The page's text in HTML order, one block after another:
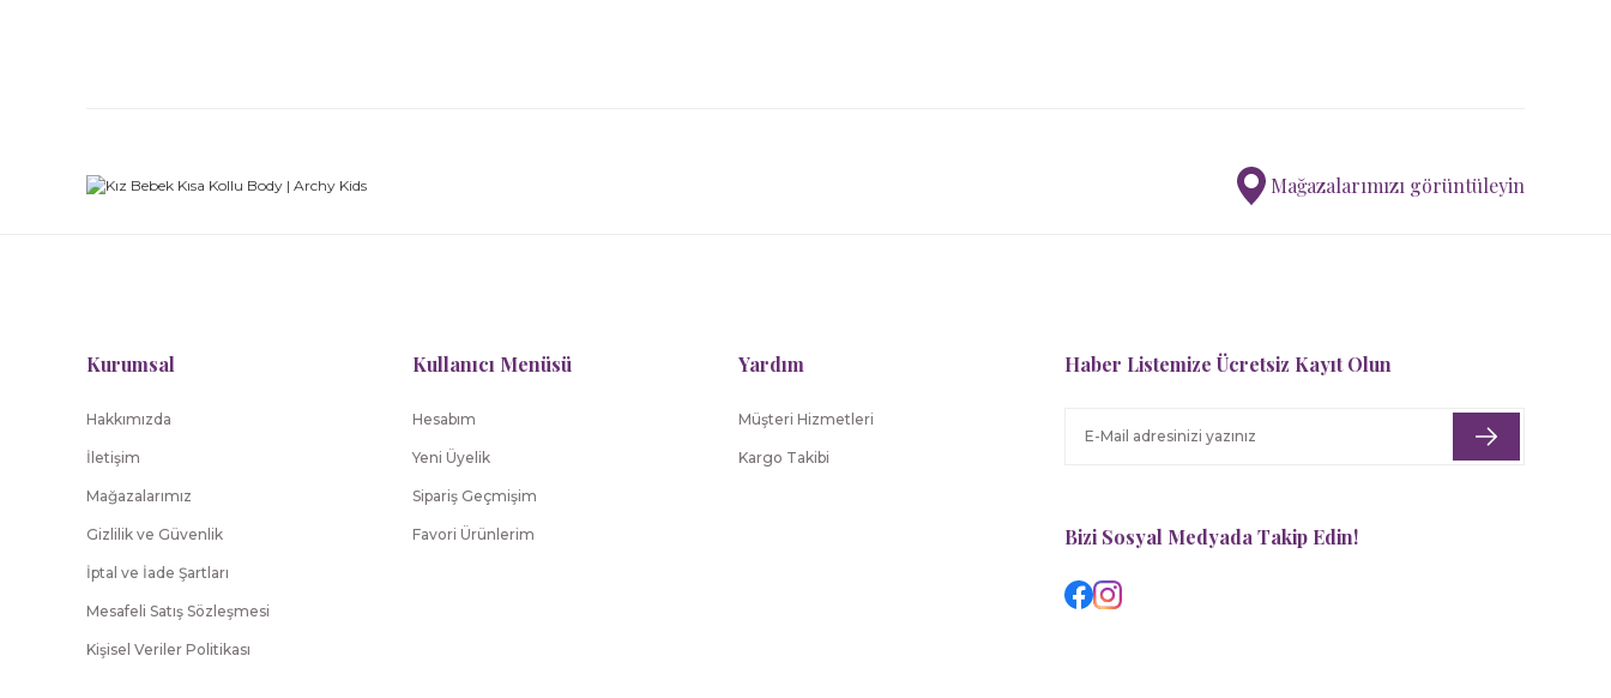
Mağazalarımızı görüntüleyin
Kurumsal
Hakkımızda
İletişim
Mağazalarımız
Gizlilik ve Güvenlik
İptal ve İade Şartları
Mesafeli Satış Sözleşmesi
Kişisel Veriler Politikası
Kullanıcı Menüsü
Hesabım
Yeni Üyelik
Sipariş Geçmişim
Favori Ürünlerim
Yardım
Müşteri Hizmetleri
Kargo Takibi
Haber Listemize Ücretsiz Kayıt Olun
Bizi Sosyal Medyada Takip Edin!